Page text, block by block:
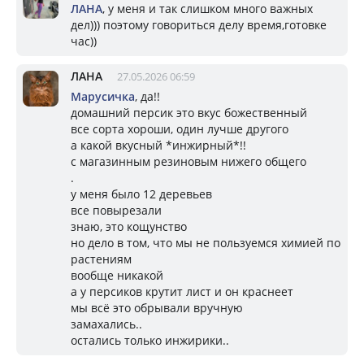
ЛАНА, у меня и так слишком много важных
дел))) поэтому говориться делу время,готовке
час))
ЛАНА 27.05.2026 06:59
Марусичка, да!!
домашний персик это вкус божественный
все сорта хороши, один лучше другого
а какой вкусный *инжирный*!!
с магазинным резиновым нижего общего
.
у меня было 12 деревьев
все повырезали
знаю, это кощунство
но дело в том, что мы не пользуемся химией по
растениям
вообще никакой
а у персиков крутит лист и он краснеет
мы всё это обрывали вручную
замахались..
остались только инжирики..